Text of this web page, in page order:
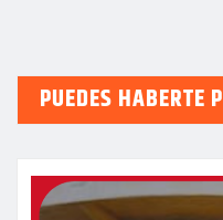
PUEDES HABERTE